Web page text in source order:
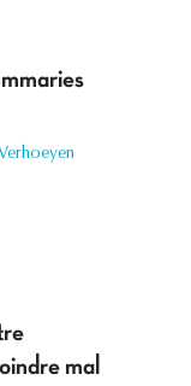
mal